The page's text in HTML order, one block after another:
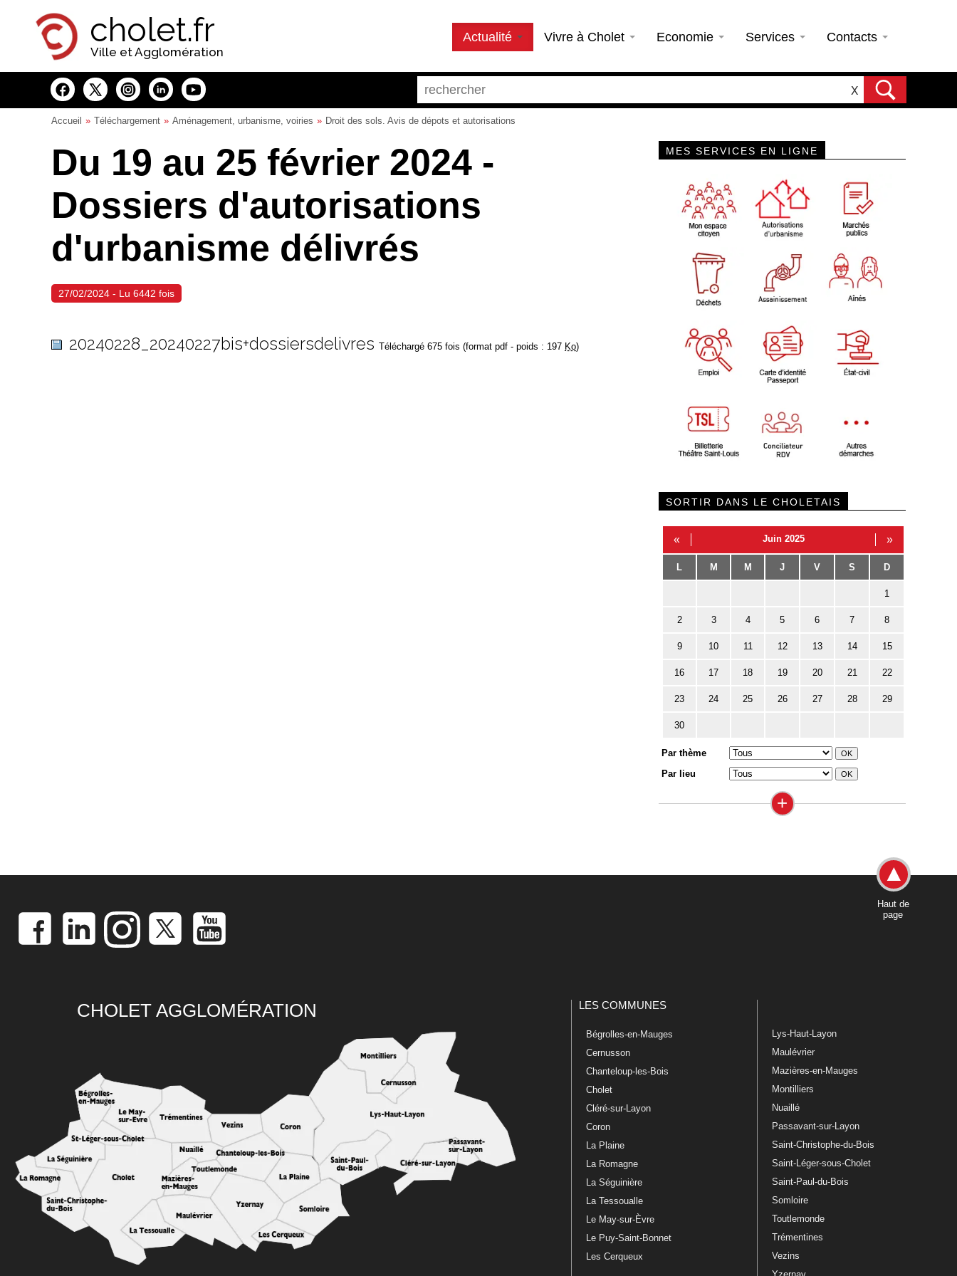
cholet.fr
Ville et Agglomération
Actualité Vivre à Cholet Economie Services Contacts
X
Accueil Téléchargement Aménagement, urbanisme, voiries Droit des sols. Avis de dépots et autorisations
Du 19 au 25 février 2024 -
Dossiers d'autorisations
d'urbanisme délivrés
27/02/2024 - Lu 6442 fois
20240228_20240227bis+dossiersdelivres Téléchargé 675 fois (format pdf - poids : 197 Ko)
MES SERVICES EN LIGNE
SORTIR DANS LE CHOLETAIS
« Juin 2025 »
L M M J V S D
1
2 3 4 5 6 7 8
9 10 11 12 13 14 15
16 17 18 19 20 21 22
23 24 25 26 27 28 29
30
Par thème
Par lieu
+
Haut de
page
CHOLET AGGLOMÉRATION LES COMMUNES
Bégrolles-en-Mauges
Cernusson
Chanteloup-les-Bois
Cholet
Cléré-sur-Layon
Coron
La Plaine
La Romagne
La Séguinière
La Tessoualle
Le May-sur-Èvre
Le Puy-Saint-Bonnet
Les Cerqueux
Lys-Haut-Layon
Maulévrier
Mazières-en-Mauges
Montilliers
Nuaillé
Passavant-sur-Layon
Saint-Christophe-du-Bois
Saint-Léger-sous-Cholet
Saint-Paul-du-Bois
Somloire
Toutlemonde
Trémentines
Vezins